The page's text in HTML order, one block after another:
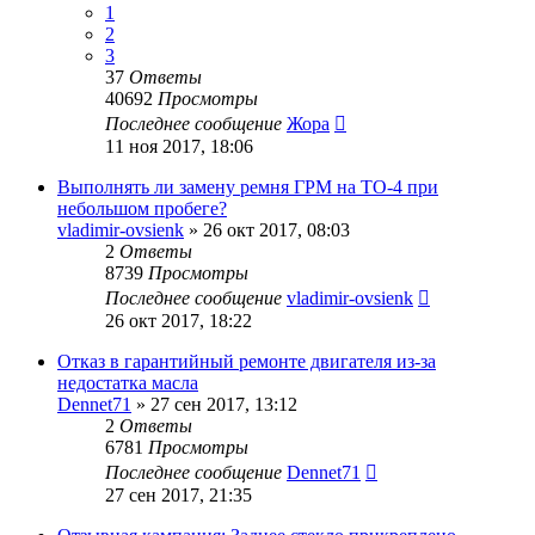
1
2
3
37 Ответы
40692 Просмотры
Последнее сообщение Жора
11 ноя 2017, 18:06
Выполнять ли замену ремня ГРМ на ТО-4 при
небольшом пробеге?
vladimir-ovsienk » 26 окт 2017, 08:03
2 Ответы
8739 Просмотры
Последнее сообщение vladimir-ovsienk
26 окт 2017, 18:22
Отказ в гарантийный ремонте двигателя из-за
недостатка масла
Dennet71 » 27 сен 2017, 13:12
2 Ответы
6781 Просмотры
Последнее сообщение Dennet71
27 сен 2017, 21:35